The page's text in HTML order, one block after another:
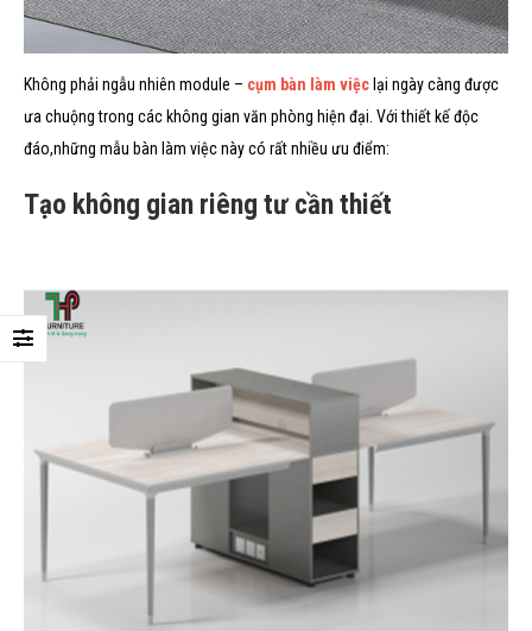
Không phải ngẫu nhiên module – cụm bàn làm việc lại ngày càng được
ưa chuộng trong các không gian văn phòng hiện đại. Với thiết kế độc
đáo,những mẫu bàn làm việc này có rất nhiều ưu điểm:
Tạo không gian riêng tư cần thiết